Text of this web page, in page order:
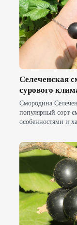
Селеченская
сурового
Смородина
популярный сорт
особенностями и